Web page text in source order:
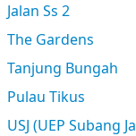
Jalan Ss 2
The Gardens
Tanjung Bungah
Pulau Tikus
USJ (UEP Subang